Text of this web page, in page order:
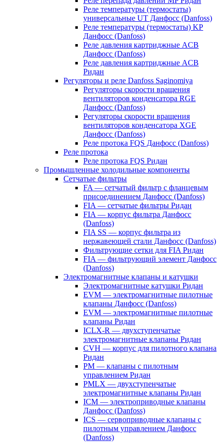
Реле температуры (термостаты)
универсальные UT Данфосс (Danfoss)
Реле температуры (термостаты) KP
Данфосс (Danfoss)
Реле давления картриджные ACB
Данфосс (Danfoss)
Реле давления картриджные ACB
Ридан
Регуляторы и реле Danfoss Saginomiya
Регуляторы скорости вращения
вентиляторов конденсатора RGE
Данфосс (Danfoss)
Регуляторы скорости вращения
вентиляторов конденсатора XGE
Данфосс (Danfoss)
Реле протока FQS Данфосс (Danfoss)
Реле протока
Реле протока FQS Ридан
Промышленные холодильные компоненты
Сетчатые фильтры
FA — сетчатый фильтр с фланцевым
присоединением Данфосс (Danfoss)
FIA — сетчатые фильтры Ридан
FIA — корпус фильтра Данфосс
(Danfoss)
FIA SS — корпус фильтра из
нержавеющей стали Данфосс (Danfoss)
Фильтрующие сетки для FIA Ридан
FIA — фильтрующий элемент Данфосс
(Danfoss)
Электромагнитные клапаны и катушки
Электромагнитные катушки Ридан
EVM — электромагнитные пилотные
клапаны Данфосс (Danfoss)
EVM — электромагнитные пилотные
клапаны Ридан
ICLX-R — двухступенчатые
электромагнитные клапаны Ридан
CVH — корпус для пилотного клапана
Ридан
PM — клапаны с пилотным
управлением Ридан
PMLX — двухступенчатые
электромагнитные клапаны Ридан
ICM — электроприводные клапаны
Данфосс (Danfoss)
ICS — сервоприводные клапаны с
пилотным управлением Данфосс
(Danfoss)